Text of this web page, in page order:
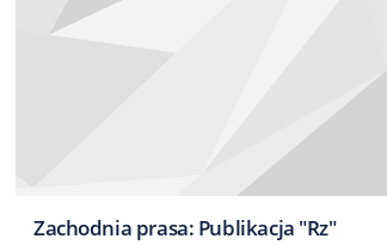
Zachodnia prasa: Publikacja "Rz"